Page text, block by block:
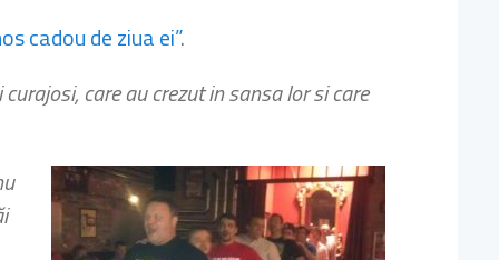
cadou de ziua ei”.
care au crezut in sansa lor si care